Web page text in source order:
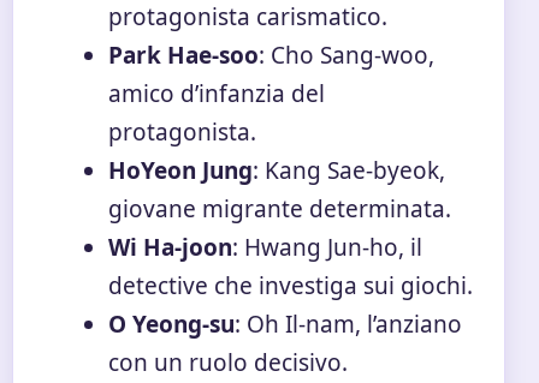
protagonista carismatico.
Park Hae-soo: Cho Sang-woo,
amico d’infanzia del
protagonista.
HoYeon Jung: Kang Sae-byeok,
giovane migrante determinata.
Wi Ha-joon: Hwang Jun-ho, il
detective che investiga sui giochi.
O Yeong-su: Oh Il-nam, l’anziano
con un ruolo decisivo.